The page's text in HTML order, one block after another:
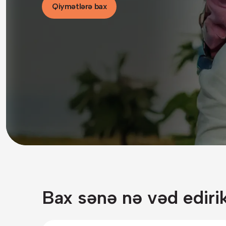
Qiymətlərə bax
Bax sənə nə vəd